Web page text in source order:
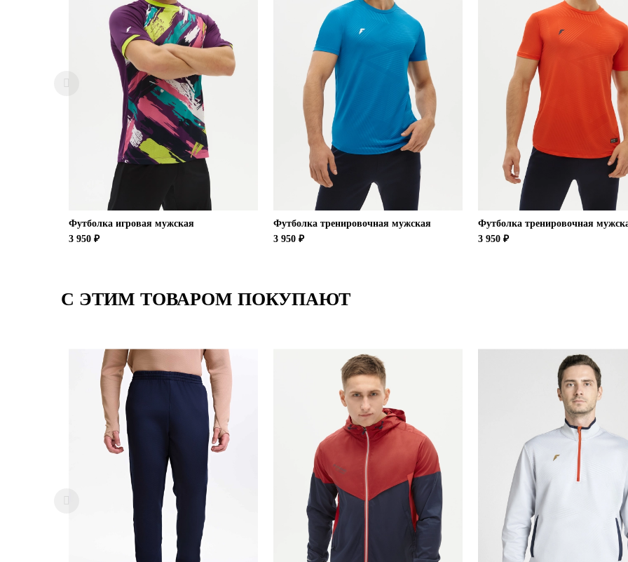
Футболка игровая мужская
3 950 ₽
Футболка тренировочная мужская
3 950 ₽
Футболка тренировочная
3 950 ₽
С ЭТИМ ТОВАРОМ ПОКУПАЮТ